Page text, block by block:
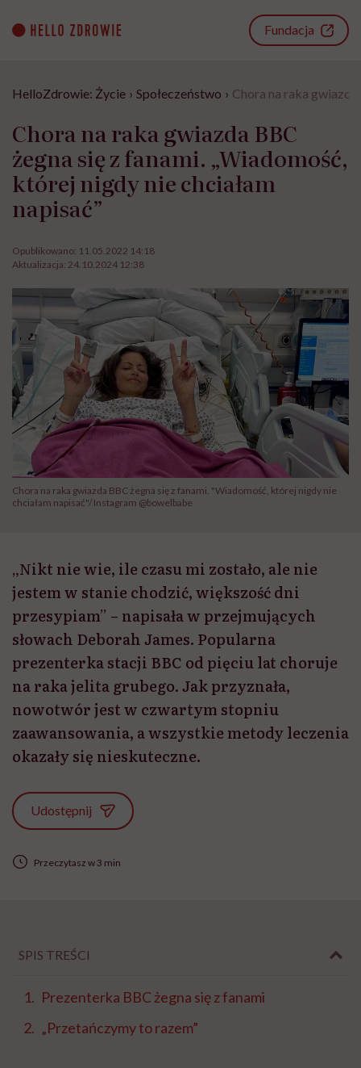
content
Fundacja
HelloZdrowie: Życie › Społeczeństwo › Chora na raka gwiazda
Chora na raka gwiazda BBC
żegna się z fanami. „Wiadomość,
której nigdy nie chciałam
napisać”
Opublikowano: 11.05.2022 14:18
Aktualizacja: 24.10.2024 12:38
Chora na raka gwiazda BBC żegna się z fanami. "Wiadomość, której nigdy nie
chciałam napisać"/ Instagram @bowelbabe
„Nikt nie wie, ile czasu mi zostało, ale nie
jestem w stanie chodzić, większość dni
przesypiam” – napisała w przejmujących
słowach Deborah James. Popularna
prezenterka stacji BBC od pięciu lat choruje
na raka jelita grubego. Jak przyznała,
nowotwór jest w czwartym stopniu
zaawansowania, a wszystkie metody leczenia
okazały się nieskuteczne.
Udostępnij
Przeczytasz w 3 min
SPIS TREŚCI
Prezenterka BBC żegna się z fanami
„Przetańczymy to razem”